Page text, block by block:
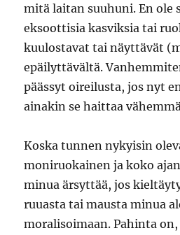
mitä laitan suuhuni. En ole
eksoottisia kasviksia tai
kuulostavat tai näyttävät
epäilyttävältä.
päässyt oireilusta, jos nyt
ainakin se haittaa
Koska tunnen nykyisin
moniruokainen ja koko
minua ärsyttää, jos
ruuasta tai mausta minua
moralisoimaan. Pahinta